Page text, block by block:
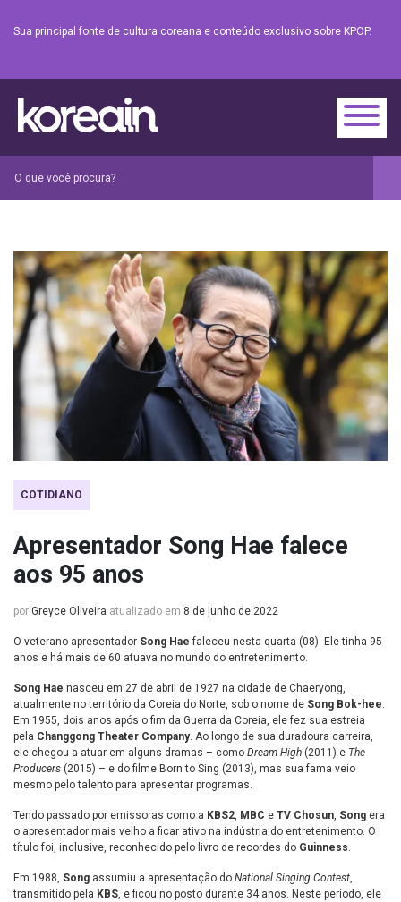
Sua principal fonte de cultura coreana e conteúdo exclusivo sobre KPOP.
COTIDIANO
Apresentador Song Hae falece
aos 95 anos
por Greyce Oliveira atualizado em 8 de junho de 2022
O veterano apresentador Song Hae faleceu nesta quarta (08). Ele tinha 95
anos e há mais de 60 atuava no mundo do entretenimento.
Song Hae nasceu em 27 de abril de 1927 na cidade de Chaeryong,
atualmente no território da Coreia do Norte, sob o nome de Song Bok-hee.
Em 1955, dois anos após o fim da Guerra da Coreia, ele fez sua estreia
pela Changgong Theater Company. Ao longo de sua duradoura carreira,
ele chegou a atuar em alguns dramas – como Dream High (2011) e The
Producers (2015) – e do filme Born to Sing (2013), mas sua fama veio
mesmo pelo talento para apresentar programas.
Tendo passado por emissoras como a KBS2, MBC e TV Chosun, Song era
o apresentador mais velho a ficar ativo na indústria do entretenimento. O
título foi, inclusive, reconhecido pelo livro de recordes do Guinness.
Em 1988, Song assumiu a apresentação do National Singing Contest,
transmitido pela KBS, e ficou no posto durante 34 anos. Neste período, ele